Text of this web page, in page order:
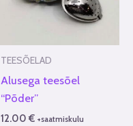
TEESÕELAD
Alusega teesõel
“Põder”
12.00€ +saatmiskulu